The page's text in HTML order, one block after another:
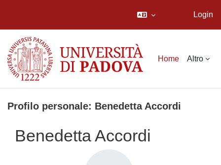
Login
Home Altro
Profilo personale: Benedetta Accordi
Benedetta Accordi